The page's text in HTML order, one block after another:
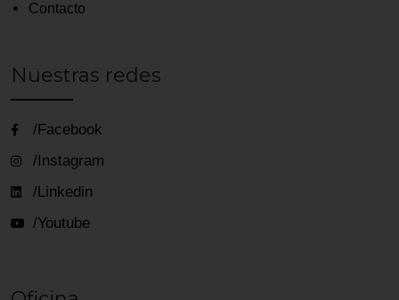
Contacto
Nuestras redes
/Facebook
/Instagram
/Linkedin
/Youtube